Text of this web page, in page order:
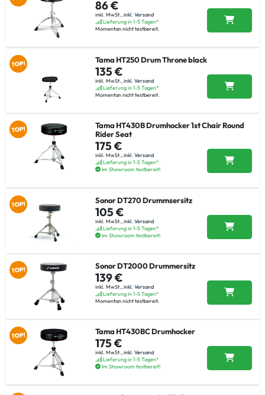
86 €
inkl. MwSt.,inkl. Versand
Lieferung in 1-5 Tagen*
Momentan nicht testbereit.
Tama HT250 Drum Throne black
135 €
inkl. MwSt., inkl. Versand
Lieferung in 1-5 Tagen*
Momentan nicht testbereit.
Tama HT430B Drumhocker 1st Chair Round
Rider Seat
175 €
inkl. MwSt.,inkl. Versand
Lieferung in 1-5 Tagen*
Im Showroom testbereit!
Sonor DT270 Drummsersitz
105 €
inkl. MwSt., inkl. Versand
Lieferung in 1-5 Tagen*
Im Showroom testbereit!
Sonor DT2000 Drummersitz
139 €
inkl. MwSt., inkl. Versand
Lieferung in 1-5 Tagen*
Momentan nicht testbereit.
Tama HT430BC Drumhocker
175 €
inkl. MwSt.,inkl. Versand
Lieferung in 1-5 Tagen*
Im Showroom testbereit!